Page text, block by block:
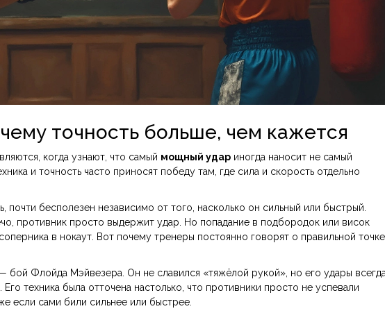
точность больше, чем кажется
когда узнают, что самый мощный удар иногда наносит не самый
и точность часто приносят победу там, где сила и скорость отдельно
почти бесполезен независимо от того, насколько он сильный или быстрый.
противник просто выдержит удар. Но попадание в подбородок или висок
в нокаут. Вот почему тренеры постоянно говорят о правильной точке
бой Флойда Мэйвезера. Он не славился «тяжёлой рукой», но его удары
Его техника была отточена настолько, что противники просто не успевали
если сами били сильнее или быстрее.